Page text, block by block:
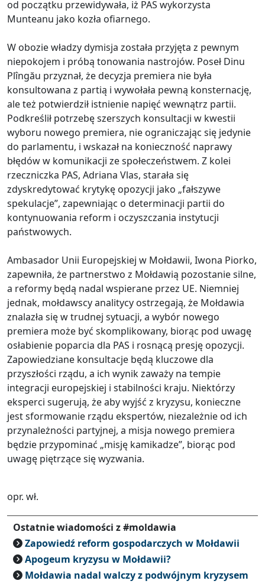
od początku przewidywała, iż PAS wykorzysta
Munteanu jako kozła ofiarnego.
W obozie władzy dymisja została przyjęta z pewnym
niepokojem i próbą tonowania nastrojów. Poseł Dinu
Plîngău przyznał, że decyzja premiera nie była
konsultowana z partią i wywołała pewną konsternację,
ale też potwierdził istnienie napięć wewnątrz partii.
Podkreślił potrzebę szerszych konsultacji w kwestii
wyboru nowego premiera, nie ograniczając się jedynie
do parlamentu, i wskazał na konieczność naprawy
błędów w komunikacji ze społeczeństwem. Z kolei
rzeczniczka PAS, Adriana Vlas, starała się
zdyskredytować krytykę opozycji jako „fałszywe
spekulacje”, zapewniając o determinacji partii do
kontynuowania reform i oczyszczania instytucji
państwowych.
Ambasador Unii Europejskiej w Mołdawii, Iwona Piorko,
zapewniła, że partnerstwo z Mołdawią pozostanie silne,
a reformy będą nadal wspierane przez UE. Niemniej
jednak, mołdawscy analitycy ostrzegają, że Mołdawia
znalazła się w trudnej sytuacji, a wybór nowego
premiera może być skomplikowany, biorąc pod uwagę
osłabienie poparcia dla PAS i rosnącą presję opozycji.
Zapowiedziane konsultacje będą kluczowe dla
przyszłości rządu, a ich wynik zaważy na tempie
integracji europejskiej i stabilności kraju. Niektórzy
eksperci sugerują, że aby wyjść z kryzysu, konieczne
jest sformowanie rządu ekspertów, niezależnie od ich
przynależności partyjnej, a misja nowego premiera
będzie przypominać „misję kamikadze”, biorąc pod
uwagę piętrzące się wyzwania.
opr. wł.
Ostatnie wiadomości z #moldawia
Zapowiedź reform gospodarczych w Mołdawii
Apogeum kryzysu w Mołdawii?
Mołdawia nadal walczy z podwójnym kryzysem